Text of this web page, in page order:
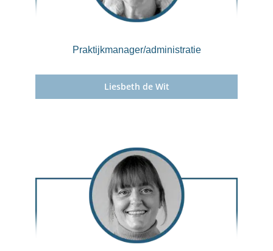
Praktijkmanager/administratie
Liesbeth de Wit